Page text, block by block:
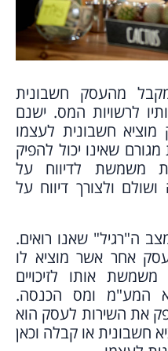
מהעסק חשבונית
לרשויות המס. ישנם
חשבונית לעצמו
שאינו יכול להפיק
משמשת לדיווח על
ולצורך דיווח על
ה"רגיל" שאנו רואים.
אחר אשר מוציא לו
אותו לזיכויים
המע"מ ומס הכנסה.
את השירות לעסק הוא
חשבונית או קבלה וכאן